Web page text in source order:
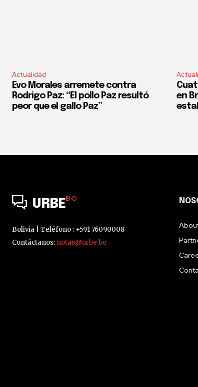
Actualidad
Evo Morales arremete contra
Rodrigo Paz: “El pollo Paz resultó
peor que el gallo Paz”
en
URBEBO
Bolivia | Teléfono : +591 76090008
Contáctanos: notas@urbe.bo